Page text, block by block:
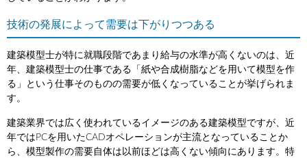
技術の発展によって需要は下がりつつある
建築模型士が特に就職段階であまり給与の水準が高くないのは、近
年、建築模型士の仕事である「紙や合成樹脂などを用いて模型を作
る」という仕事そのものの需要が低くなっていることが挙げられま
す。
建築業界では広く使われているイメージのある建築模型ですが、近
年ではPCを用いたCADオペレーションが主流となっていることか
ら、模型製作の需要自体は以前ほどは高くない傾向にあります。特